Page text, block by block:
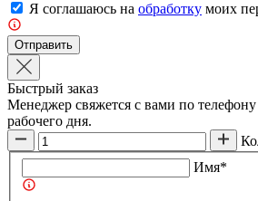
Я соглашаюсь на обработку моих
Отправить
Быстрый заказ
Менеджер свяжется с вами по
рабочего дня.
Имя*